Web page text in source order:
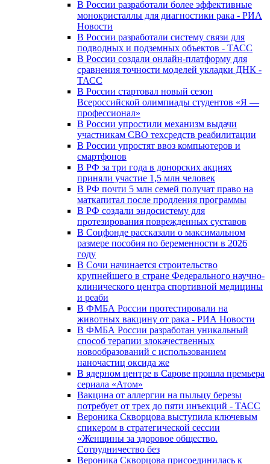
В России разработали более эффективные
монокристаллы для диагностики рака - РИА
Новости
В России разработали систему связи для
подводных и подземных объектов - ТАСС
В России создали онлайн-платформу для
сравнения точности моделей укладки ДНК -
ТАСС
В России стартовал новый сезон
Всероссийской олимпиады студентов «Я —
профессионал»
В России упростили механизм выдачи
участникам СВО техсредств реабилитации
В России упростят ввоз компьютеров и
смартфонов
В РФ за три года в донорских акциях
приняли участие 1,5 млн человек
В РФ почти 5 млн семей получат право на
маткапитал после продления программы
В РФ создали эндосистему для
протезирования поврежденных суставов
В Соцфонде рассказали о максимальном
размере пособия по беременности в 2026
году
В Сочи начинается строительство
крупнейшего в стране Федерального научно-
клинического центра спортивной медицины
и реаби
В ФМБА России протестировали на
животных вакцину от рака - РИА Новости
В ФМБА России разработан уникальный
способ терапии злокачественных
новообразований с использованием
наночастиц оксида же
В ядерном центре в Сарове прошла премьера
сериала «Атом»
Вакцина от аллергии на пыльцу березы
потребует от трех до пяти инъекций - ТАСС
Вероника Скворцова выступила ключевым
спикером в стратегической сессии
«Женщины за здоровое общество.
Сотрудничество без
Вероника Скворцова присоединилась к